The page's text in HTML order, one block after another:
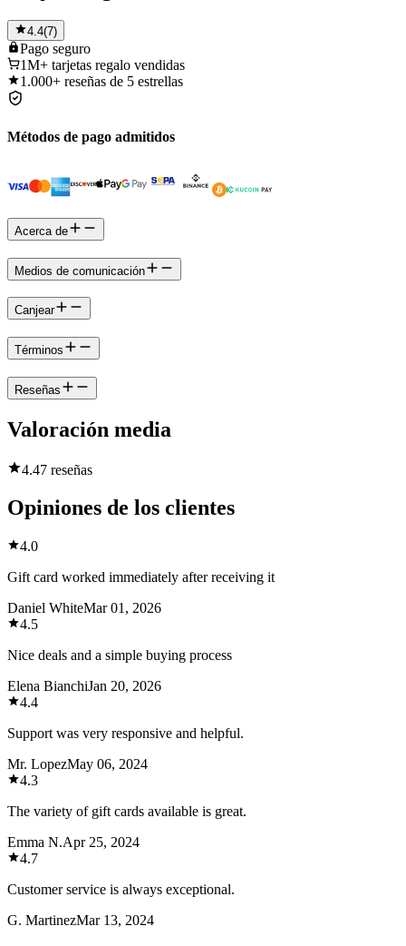
4.4(7)
Pago seguro
1M+ tarjetas regalo vendidas
1.000+ reseñas de 5 estrellas
Métodos de pago admitidos
Acerca de
Medios de comunicación
Canjear
Términos
Reseñas
Valoración media
4.47 reseñas
Opiniones de los clientes
4.0
Gift card worked immediately after receiving it
Daniel WhiteMar 01, 2026
4.5
Nice deals and a simple buying process
Elena BianchiJan 20, 2026
4.4
Support was very responsive and helpful.
Mr. LopezMay 06, 2024
4.3
The variety of gift cards available is great.
Emma N.Apr 25, 2024
4.7
Customer service is always exceptional.
G. MartinezMar 13, 2024